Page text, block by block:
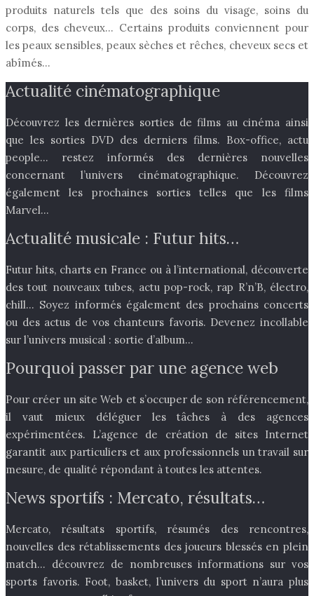
produits naturels tels que des soins du visage, soins du
corps, des cheveux… Certains produits conviennent pour
les peaux sensibles, peaux sèches et rêches, cheveux secs et
abîmés…
Actualité cinématographique
Découvrez les dernières sorties de films au cinéma ainsi
que les sorties DVD des derniers films. Box-office, actu
people… restez informés des dernières nouvelles
concernant l’univers cinématographique. Découvrez
également les prochaines sorties telles que les films
Marvel…
Actualité musicale : Futur hits…
Futur hits, charts en France ou à l’international, découverte
des tout nouveaux tubes, actu pop-rock, rap R’n’B, électro,
chill… Soyez informés également des prochains concerts
ou des actus de vos chanteurs favoris. Devenez incollable
sur l’univers musical : sortie d’album…
Pourquoi passer par une agence web
Pour créer un site Web et s’occuper de son référencement,
il vaut mieux déléguer les tâches à des agences
expérimentées. L’agence de création de sites Internet
garantit aux particuliers et aux professionnels un travail sur
mesure, de qualité répondant à toutes les attentes.
News sportifs : Mercato, résultats…
Mercato, résultats sportifs, résumés des rencontres,
nouvelles des rétablissements des joueurs blessés en plein
match… découvrez de nombreuses informations sur vos
sports favoris. Foot, basket, l’univers du sport n’aura plus